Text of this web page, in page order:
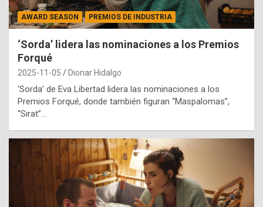
AWARD SEASON PREMIOS DE INDUSTRIA
‘Sorda’ lidera las nominaciones a los Premios
Forqué
2025-11-05 Dionar Hidalgo
‘Sorda’ de Eva Libertad lidera las nominaciones a los
Premios Forqué, donde también figuran “Maspalomas”,
“Sirat”…